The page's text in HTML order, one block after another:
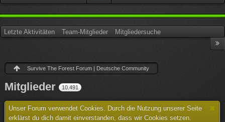
Letzte Aktivitäten Team-Mitglieder Mitgliedersuche
Survive The Forest Forum | Deutsche Community
Mitglieder 10.491
Unser Forum verwendet Cookies. Durch die Nutzung unserer Seite
erklärst du dich damit einverstanden, dass wir Cookies setzen.